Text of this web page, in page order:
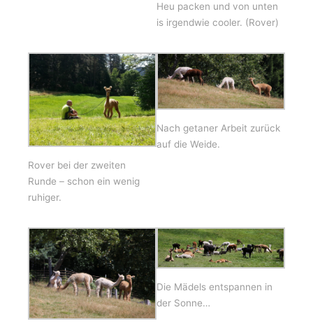
Heu packen und von unten
is irgendwie cooler. (Rover)
Rover bei der zweiten
Runde – schon ein wenig
ruhiger.
Nach getaner Arbeit zurück
auf die Weide.
Die Mädels entspannen in
der Sonne…